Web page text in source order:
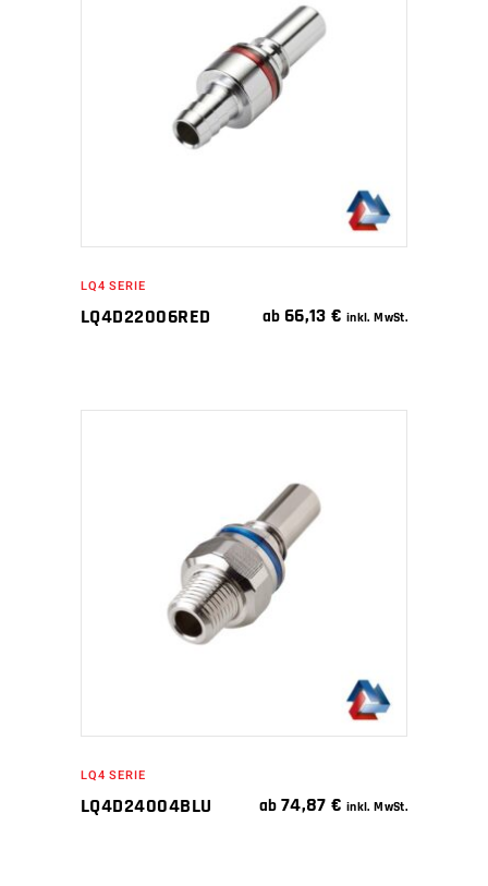
IN DEN WARENKORB
LQ4 SERIE
LQ4D22006RED ab 66,13€ inkl. MwSt.
IN DEN WARENKORB
LQ4 SERIE
LQ4D24004BLU ab 74,87€ inkl. MwSt.